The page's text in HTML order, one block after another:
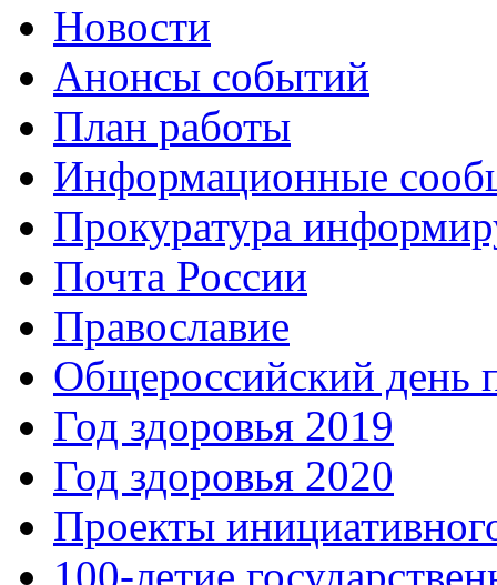
Новости
Анонсы событий
План работы
Информационные
Прокуратура
Почта России
Православие
Общероссийский день
Год здоровья 2019
Год здоровья 2020
Проекты
100-летие